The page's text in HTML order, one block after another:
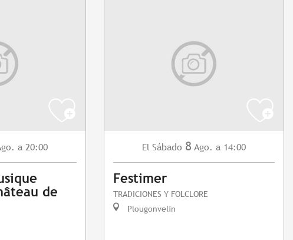
a 20:00
de
El Sábado 8 Ago. a 14:00
Festimer
TRADICIONES Y FOLCLORE
Plougonvelin